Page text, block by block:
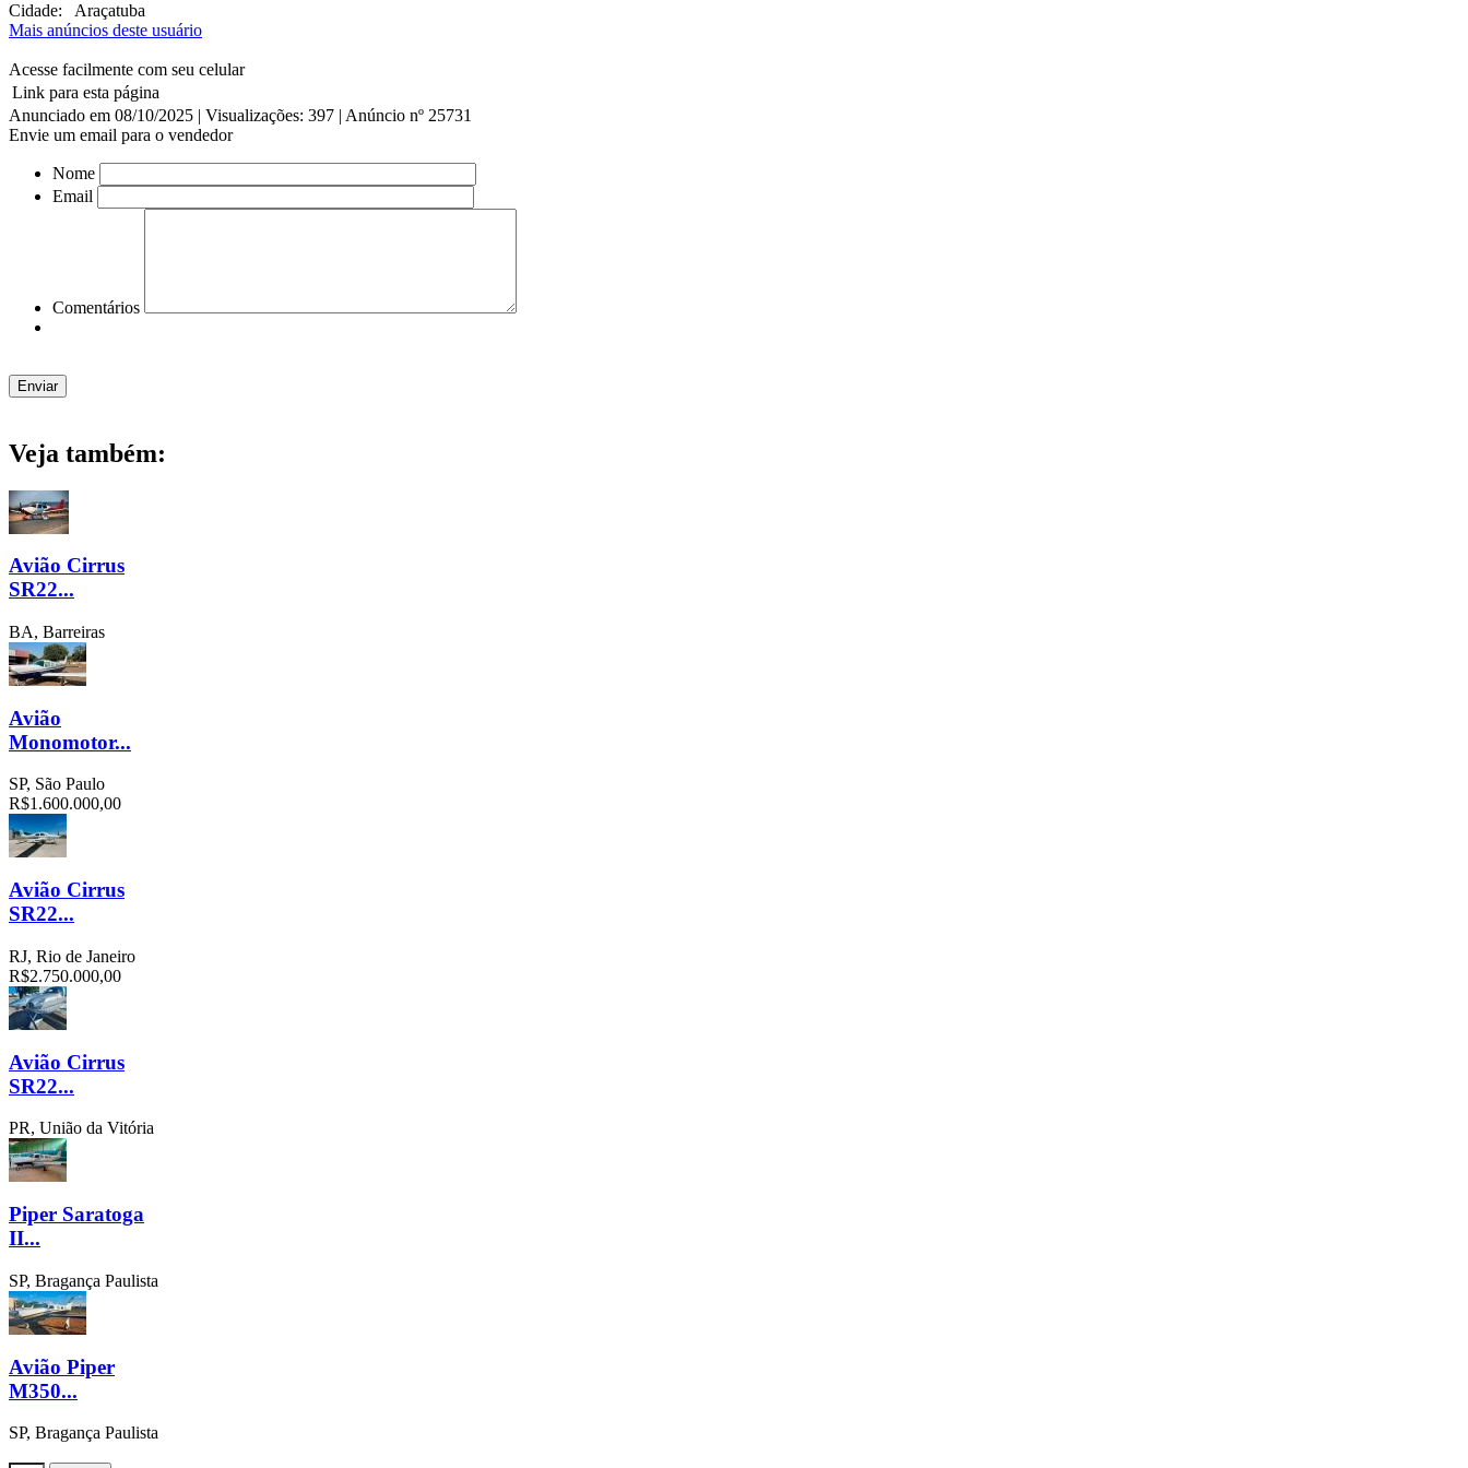
Cidade: Araçatuba
Mais anúncios deste usuário
Acesse facilmente com seu celular
Link para esta página
Anunciado em 08/10/2025 | Visualizações: 397 | Anúncio nº 25731
Envie um email para o vendedor
Nome
Email
Comentários
Veja também:
Avião Cirrus
SR22...
BA, Barreiras
Avião
Monomotor...
SP, São Paulo
R$1.600.000,00
Avião Cirrus
SR22...
RJ, Rio de Janeiro
R$2.750.000,00
Avião Cirrus
SR22...
PR, União da Vitória
Piper Saratoga
II...
SP, Bragança Paulista
Avião Piper
M350...
SP, Bragança Paulista